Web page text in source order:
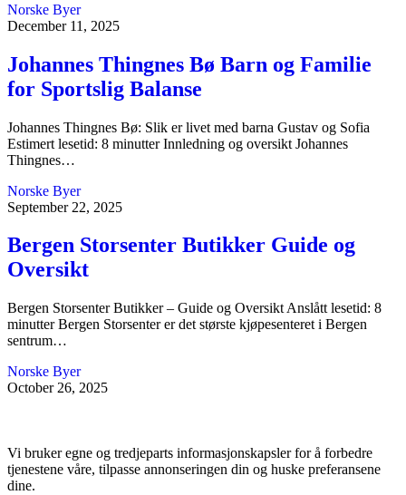
Norske Byer
December 11, 2025
Johannes Thingnes Bø Barn og Familie
for Sportslig Balanse
Johannes Thingnes Bø: Slik er livet med barna Gustav og Sofia
Estimert lesetid: 8 minutter Innledning og oversikt Johannes
Thingnes…
Norske Byer
September 22, 2025
Bergen Storsenter Butikker Guide og
Oversikt
Bergen Storsenter Butikker – Guide og Oversikt Anslått lesetid: 8
minutter Bergen Storsenter er det største kjøpesenteret i Bergen
sentrum…
Norske Byer
October 26, 2025
Vi bruker egne og tredjeparts informasjonskapsler for å forbedre
tjenestene våre, tilpasse annonseringen din og huske preferansene
dine.